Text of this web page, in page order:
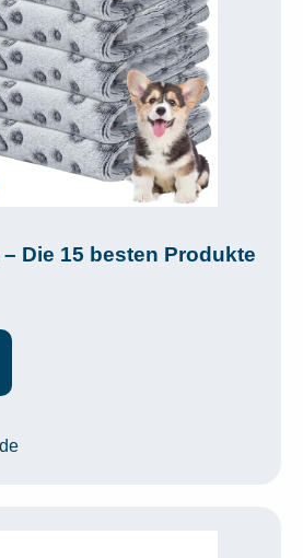
Die 15 besten Produkte